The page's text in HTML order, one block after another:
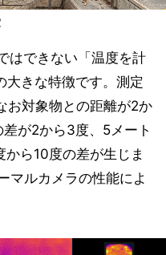
はできない「温度を計
きな特徴です。測定
お対象物との距離が2か
が2から3度、5メート
ら10度の差が生じま
マルカメラの性能によ